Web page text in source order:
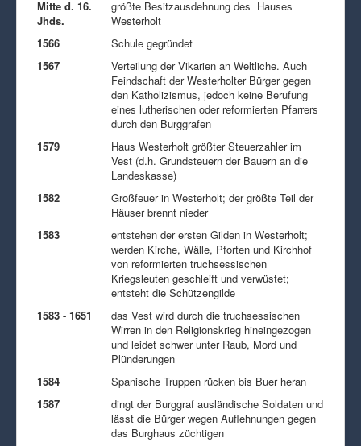
Mitte d. 16.
Jhds.
größte Besitzausdehnung des Hauses
Westerholt
1566
Schule gegründet
1567
Verteilung der Vikarien an Weltliche. Auch
Feindschaft der Westerholter Bürger gegen
den Katholizismus, jedoch keine Berufung
eines lutherischen oder reformierten Pfarrers
durch den Burggrafen
1579
Haus Westerholt größter Steuerzahler im
Vest (d.h. Grundsteuern der Bauern an die
Landeskasse)
1582
Großfeuer in Westerholt; der größte Teil der
Häuser brennt nieder
1583
entstehen der ersten Gilden in Westerholt;
werden Kirche, Wälle, Pforten und Kirchhof
von reformierten truchsessischen
Kriegsleuten geschleift und verwüstet;
entsteht die Schützengilde
1583 - 1651
das Vest wird durch die truchsessischen
Wirren in den Religionskrieg hineingezogen
und leidet schwer unter Raub, Mord und
Plünderungen
1584
Spanische Truppen rücken bis Buer heran
1587
dingt der Burggraf ausländische Soldaten und
lässt die Bürger wegen Auflehnungen gegen
das Burghaus züchtigen